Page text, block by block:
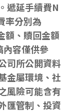
遞延手續費N
率分別為
額、贖回金額
內容僅供參
司所公開資料
金屬環境、社
風險可能含有
匯管制、投資